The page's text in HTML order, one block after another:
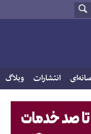
انتشارات وبلاگ